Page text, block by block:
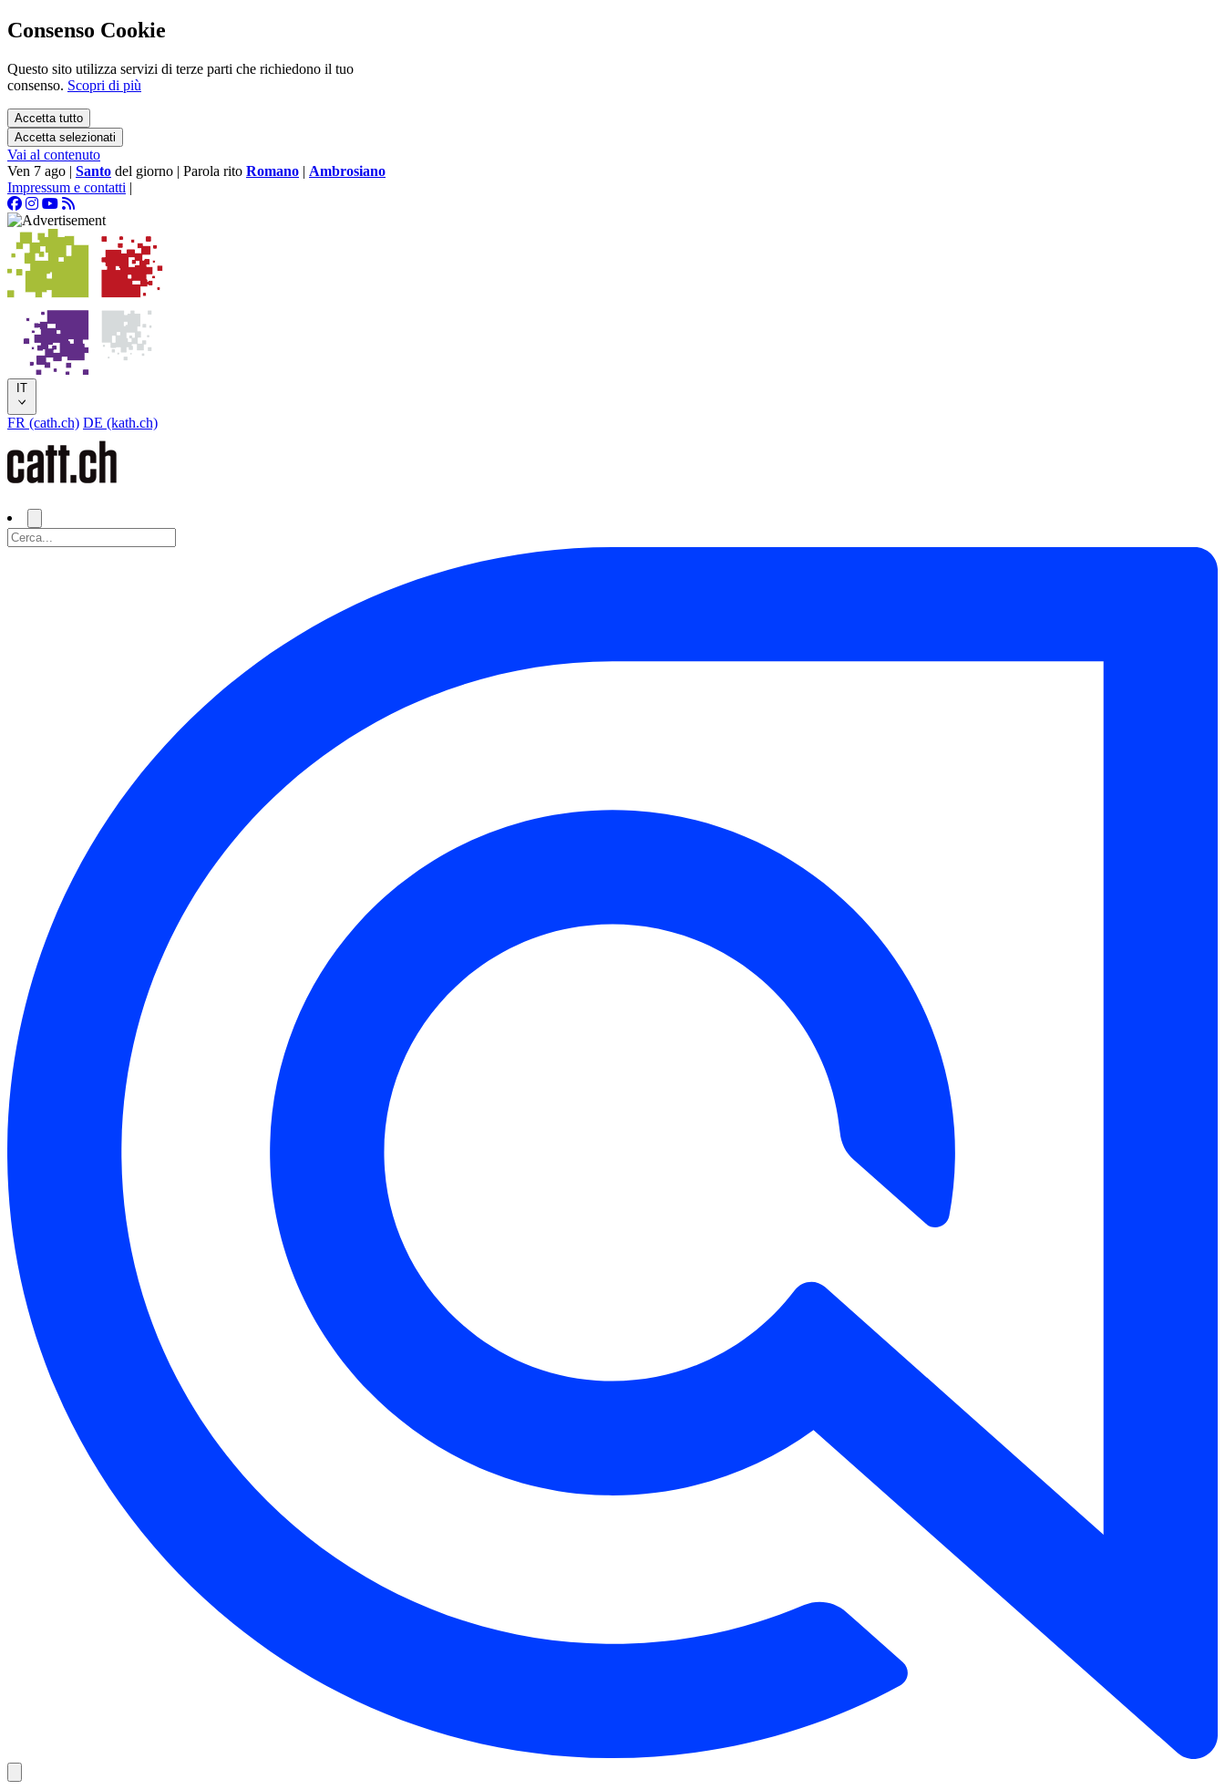
Consenso Cookie
Questo sito utilizza servizi di terze parti che richiedono il tuo
consenso. Scopri di più
Accetta tutto
Accetta selezionati
Vai al contenuto
Ven 7 ago | Santo del giorno | Parola rito Romano | Ambrosiano
Impressum e contatti |
IT
FR (cath.ch) DE (kath.ch)